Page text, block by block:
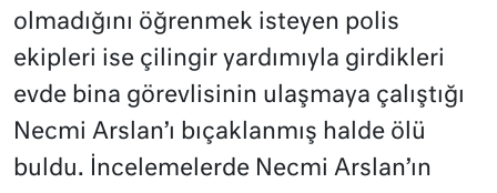
olmadığını öğrenmek isteyen polis
ekipleri ise çilingir yardımıyla girdikleri
evde bina görevlisinin ulaşmaya çalıştığı
Necmi Arslan’ı bıçaklanmış halde ölü
buldu. İncelemelerde Necmi Arslan’ın